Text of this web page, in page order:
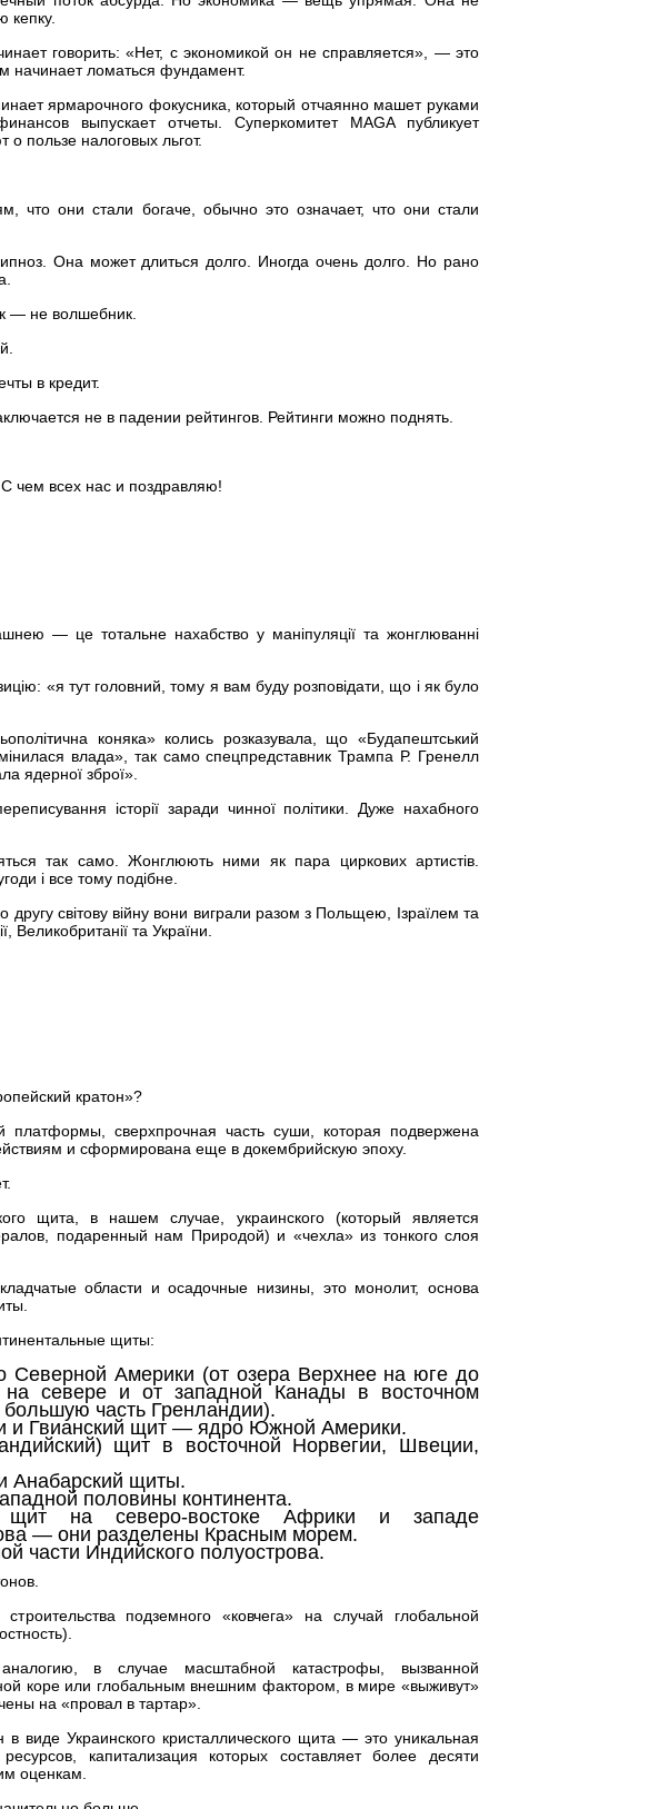
кепку.
говорить: «Нет, с экономикой он не справляется», — это
начинает ломаться фундамент.
ярмарочного фокусника, который отчаянно машет руками
выпускает отчеты. Суперкомитет MAGA публикует
о пользе налоговых льгот.
что они стали богаче, обычно это означает, что они стали
Она может длиться долго. Иногда очень долго. Но рано
— не волшебник.
в кредит.
не в падении рейтингов. Рейтинги можно поднять.
чем всех нас и поздравляю!
— це тотальне нахабство у маніпуляції та жонглюванні
«я тут головний, тому я вам буду розповідати, що і як було
коняка» колись розказувала, що «Будапештський
влада», так само спецпредставник Трампа Р. Гренелл
ядерної зброї».
історії заради чинної політики. Дуже нахабного
так само. Жонглюють ними як пара циркових артистів.
і все тому подібне.
світову війну вони виграли разом з Польщею, Ізраїлем та
та України.
кратон»?
платформы, сверхпрочная часть суши, которая подвержена
и сформирована еще в докембрийскую эпоху.
щита, в нашем случае, украинского (который является
подаренный нам Природой) и «чехла» из тонкого слоя
области и осадочные низины, это монолит, основа
щиты:
Америки (от озера Верхнее на юге до
на севере и от западной Канады в восточном
часть Гренландии).
и Гвианский щит — ядро Южной Америки.
щит в восточной Норвегии, Швеции,
Анабарский щиты.
половины континента.
щит на северо-востоке Африки и западе
— они разделены Красным морем.
части Индийского полуострова.
подземного «ковчега» на случай глобальной
в случае масштабной катастрофы, вызванной
коре или глобальным внешним фактором, в мире «выживут»
на «провал в тартар».
виде Украинского кристаллического щита — это уникальная
капитализация которых составляет более десяти
оценкам.